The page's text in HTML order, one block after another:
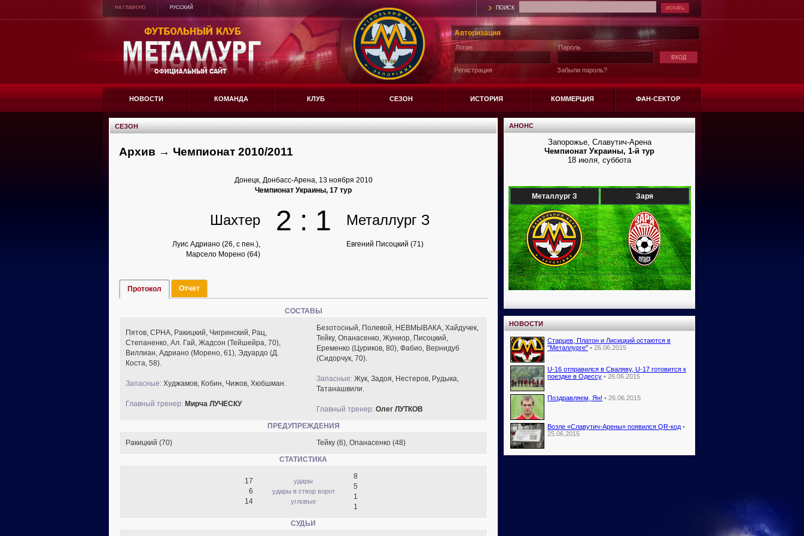
НА ГЛАВНУЮ РУССКИЙ ПОИСК
Авторизация
Логин
Регистрация
Пароль
Забыли пароль?
НОВОСТИ КОМАНДА КЛУБ СЕЗОН ИСТОРИЯ КОММЕРЦИЯ ФАН-СЕКТОР
СЕЗОН
Архив → Чемпионат 2010/2011
Донецк, Донбасс-Арена, 13 ноября 2010
Чемпионат Украины, 17 тур
Шахтер 2 : 1 Металлург З
Луис Адриано (26, с пен.),
Марсело Морено (64)
Евгений Писоцкий (71)
Протокол Отчет
СОСТАВЫ
Пятов, СРНА, Ракицкий, Чигринский, Рац,
Степаненко, Ал. Гай, Жадсон (Тейшейра, 70),
Виллиан, Адриано (Морено, 61), Эдуардо (Д.
Коста, 58).
Запасные: Худжамов, Кобин, Чижов, Хюбшман.
Главный тренер: Мирча ЛУЧЕСКУ
Безотосный, Полевой, НЕВМЫВАКА, Хайдучек,
Тейку, Опанасенко, Жуниор, Писоцкий,
Еременко (Цуриков, 80), Фабио, Вернидуб
(Сидорчук, 70).
Запасные: Жук, Задоя, Нестеров, Рудыка,
Татанашвили.
Главный тренер: Олег ЛУТКОВ
ПРЕДУПРЕЖДЕНИЯ
Ракицкий (70)
Тейку (6), Опанасенко (48)
СТАТИСТИКА
17
6
14
удары
удары в створ ворот
угловые
8
5
1
1
СУДЬИ
АНОНС
Запорожье, Славутич-Арена
Чемпионат Украины, 1-й тур
18 июля, суббота
Металлург З Заря
НОВОСТИ
Старцев, Платон и Лисицкий остаются в
"Металлурге" • 26.06.2015
U-16 отправился в Сваляву, U-17 готовится к
поездке в Одессу • 26.06.2015
Поздравляем, Ян! • 26.06.2015
Возле «Славутич-Арены» появился QR-код •
25.06.2015